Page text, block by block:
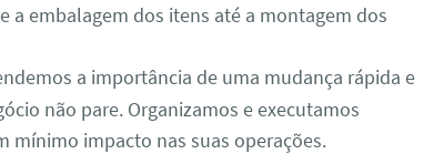
a embalagem dos itens até a montagem dos
a importância de uma mudança rápida e
não pare. Organizamos e executamos
mínimo impacto nas suas operações.